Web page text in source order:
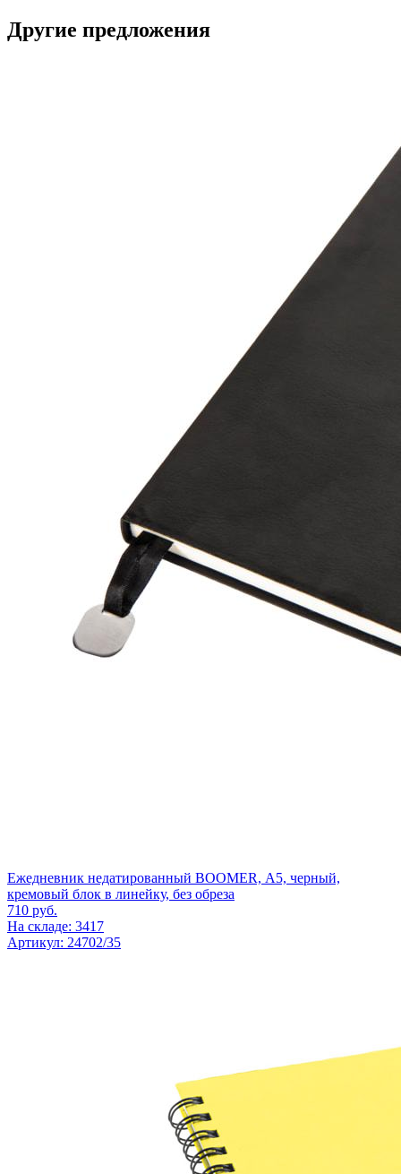
Другие предложения
Ежедневник недатированный BOOMER, А5, черный,
кремовый блок в линейку, без обреза
710 руб.
На складе: 3417
Артикул: 24702/35